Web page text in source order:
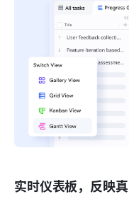
实时仪表板，反映